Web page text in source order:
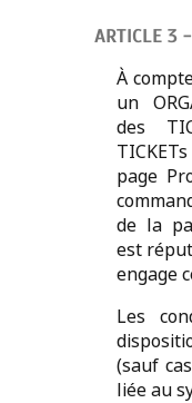
ARTICLE 3
À
un
des
page
de la
est
engage
Les
(sauf
liée au